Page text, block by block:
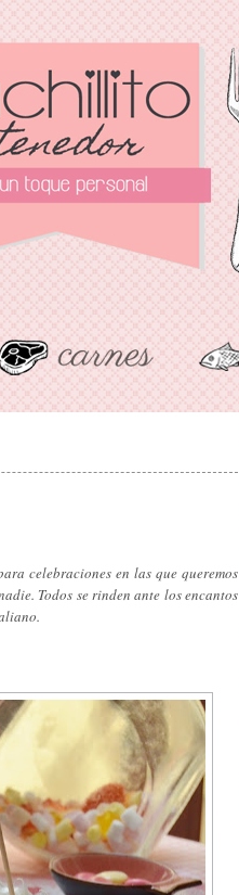
celebraciones en las que queremos
Todos se rinden ante los encantos